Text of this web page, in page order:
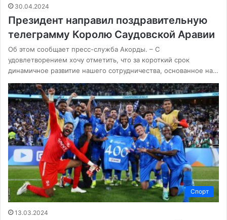
30.04.2024
Президент направил поздравительную
телеграмму Королю Саудовской Аравии
Об этом сообщает пресс-служба Акорды. – С
удовлетворением хочу отметить, что за короткий срок
динамичное развитие нашего сотрудничества, основанное на…
Спорт
13.03.2024